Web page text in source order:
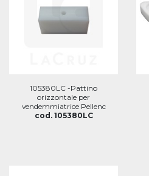
105380LC -Pattino
orizzontale per
vendemmiatrice Pellenc
cod. 105380LC